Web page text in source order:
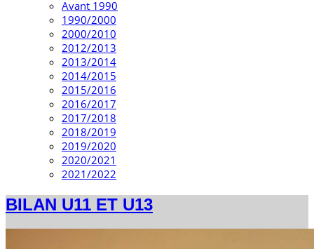
Avant 1990
1990/2000
2000/2010
2012/2013
2013/2014
2014/2015
2015/2016
2016/2017
2017/2018
2018/2019
2019/2020
2020/2021
2021/2022
BILAN U11 ET U13